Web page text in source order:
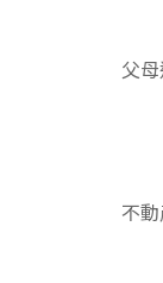
父
不